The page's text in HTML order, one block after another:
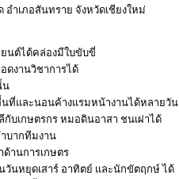
อำเภอสันทราย จังหวัดเชียงใหม่
นต์ได้คล่องมีใบขับขี่
ดงานวิชาการได้
น
ที่และนอนค้างแรมหน้างานได้หลายวัน
กับเกษตรกร หมอดินอาสา ชนเผ่าได้
บากทีมงาน
านการเกษตร
วันหยุดเสาร์ อาทิตย์ และนักขัตฤกษ์ ได้